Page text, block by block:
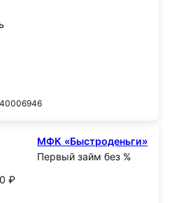
МФК «Быстроденьги»
Первый займ без %
₽